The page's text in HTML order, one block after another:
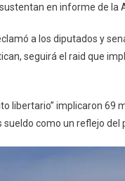
en informe de la
a los diputados y
seguirá el raid que
libertario” implicaron 69
como un reflejo del